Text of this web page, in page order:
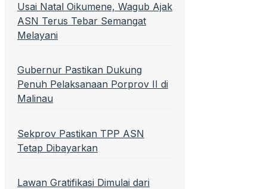
Usai Natal Oikumene, Wagub Ajak
ASN Terus Tebar Semangat
Melayani
Gubernur Pastikan Dukung
Penuh Pelaksanaan Porprov II di
Malinau
Sekprov Pastikan TPP ASN
Tetap Dibayarkan
Lawan Gratifikasi Dimulai dari